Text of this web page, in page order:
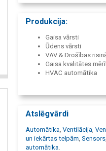
pasaulē, mēs runājam viņu
PRODUAL, THERMOKON
Produkcija:
Gaisa vārsti
Ūdens vārsti
VAV & Drošības
Gaisa kvalitātes
HVAC automātika
Atslēgvārdi
Automātika, Ventilācija,
un iekārtas telpām, Sensors,
automātika.